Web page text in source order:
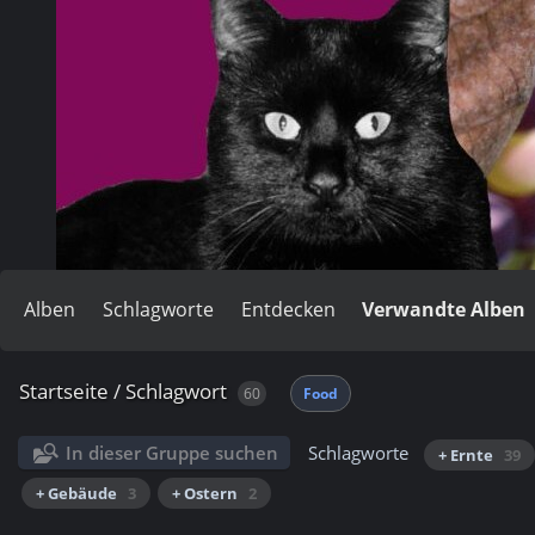
Alben Schlagworte Entdecken Verwandte Alben
Startseite /Schlagwort 60 Food
In dieser Gruppe suchen Schlagworte + Ernte
39
+ Gebäude
3 + Ostern 2